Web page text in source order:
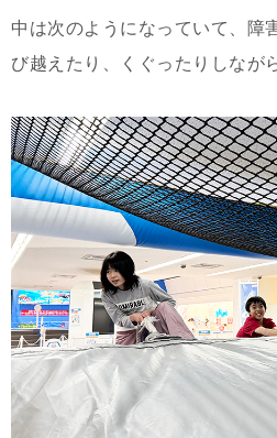
中は次のようになっていて、障
び越えたり、くぐったりしなが